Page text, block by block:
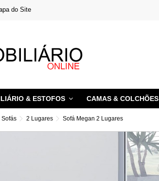
do Site
& ESTOFOS CAMAS & COLCHÕES
Sofás 2 Lugares Sofá Megan 2 Lugares